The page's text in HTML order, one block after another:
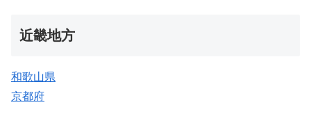
近畿地方
和歌山県
京都府